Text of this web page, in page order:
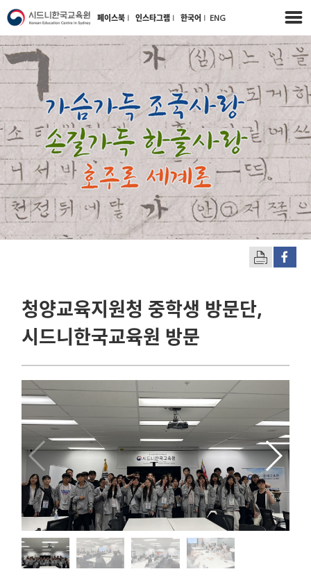
페이스북 l 인스타그램 l 한국어 l ENG
청양교육지원청 중학생 방문단,
시드니한국교육원 방문